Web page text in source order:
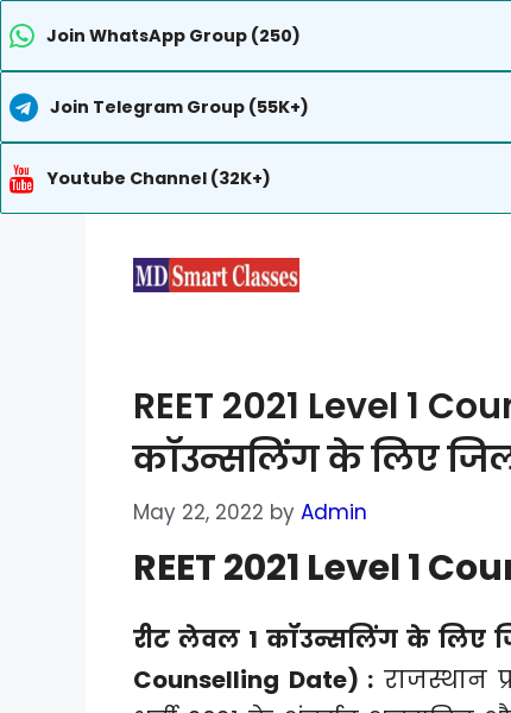
Join WhatsApp Group (250)
Join Telegram Group (55K+)
Youtube Channel (32K+)
REET 2021 Level 1
कॉउन्सलिंग के लिए जिला
May 22, 2022 by Admin
REET 2021 Level 1
रीट लेवल 1 कॉउन्सलिंग के लिए
Counselling Date) : राजस्थान